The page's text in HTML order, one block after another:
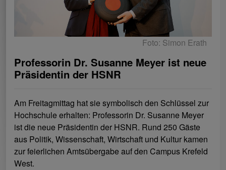
Foto: Simon Erath
Professorin Dr. Susanne Meyer ist neue
Präsidentin der HSNR
Am Freitagmittag hat sie symbolisch den Schlüssel zur
Hochschule erhalten: Professorin Dr. Susanne Meyer
ist die neue Präsidentin der HSNR. Rund 250 Gäste
aus Politik, Wissenschaft, Wirtschaft und Kultur kamen
zur feierlichen Amtsübergabe auf den Campus Krefeld
West.